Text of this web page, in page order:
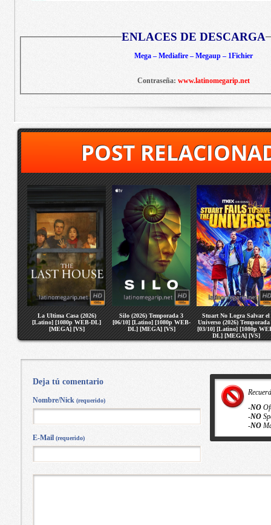
ENLACES DE DESCARGA
Mega – Mediafire – Megaup – 1Fichier
Contraseña: www.latinomegarip.net
POST
La Ultima Casa (2026)
[Latino] [1080p WEB-DL]
[MEGA] [VS]
Silo (2026) Temporada 3
[06/10] [Latino] [1080p WEB-
DL] [MEGA] [VS]
Stuart No Logra Salvar el
Universo (2026) Temporada
[03/10] [Latino] [1080p
DL] [MEGA] [VS]
-NO
-NO
-NO
Deja tú comentario
Nombre/Nick (requerido)
E-Mail (requerido)